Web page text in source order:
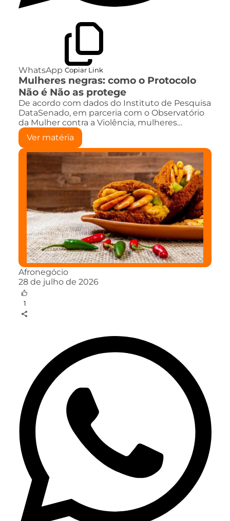
WhatsApp Copiar Link
Mulheres negras: como o Protocolo
Não é Não as protege
De acordo com dados do Instituto de Pesquisa
DataSenado, em parceria com o Observatório
da Mulher contra a Violência, mulheres…
Ver matéria
Afronegócio
28 de julho de 2026
1